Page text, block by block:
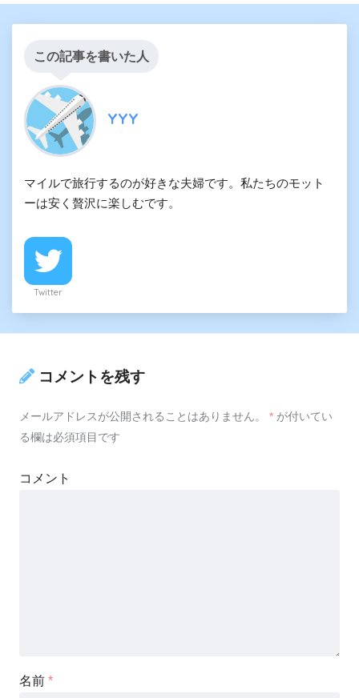
この記事を書いた人
YYY
マイルで旅行するのが好きな夫婦です。私たちのモット
ーは安く贅沢に楽しむです。
Twitter
コメントを残す
メールアドレスが公開されることはありません。 * が付いてい
る欄は必須項目です
コメント
名前 *